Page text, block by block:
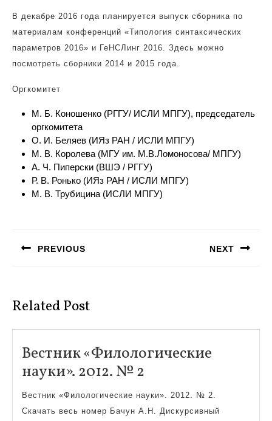
В декабре 2016 года планируется выпуск сборника по
материалам конференций «Типология синтаксических
параметров 2016» и ГеНСЛинг 2016. Здесь можно
посмотреть сборники 2014 и 2015 года.
Оргкомитет
М. Б. Коношенко (РГГУ/ ИСЛИ МПГУ), председатель
оргкомитета
О. И. Беляев (ИЯз РАН / ИСЛИ МПГУ)
М. В. Королева (МГУ им. М.В.Ломоносова/ МПГУ)
А. Ч. Пиперски (ВШЭ / РГГУ)
Р. В. Ронько (ИЯз РАН / ИСЛИ МПГУ)
М. В. Трубицина (ИСЛИ МПГУ)
записям
PREVIOUS NEXT
Related Post
Вестник «Филологические
науки». 2012. № 2
«Филологические
науки».
Вестник «Филологические науки». 2012. № 2.
Скачать весь номер Бачун А.Н. Дискурсивный